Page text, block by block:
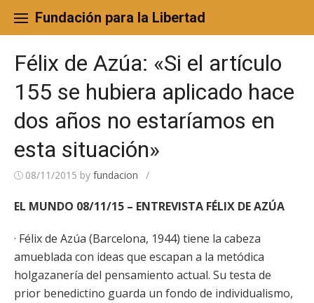
content
Fundación para la Libertad
Félix de Azúa: «Si el artículo
155 se hubiera aplicado hace
dos años no estaríamos en
esta situación»
08/11/2015 by fundacion /
EL MUNDO 08/11/15 – ENTREVISTA FÉLIX DE AZÚA
· Félix de Azúa (Barcelona, 1944) tiene la cabeza
amueblada con ideas que escapan a la metódica
holgazanería del pensamiento actual. Su testa de
prior benedictino guarda un fondo de individualismo,